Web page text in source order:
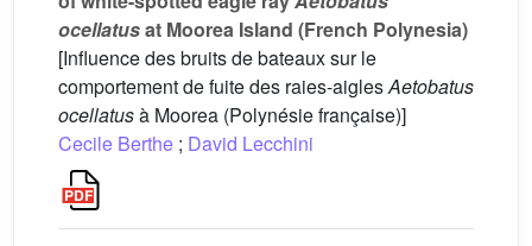
ocellatusat Moorea Island (French Polynesia)
[Influence des bruits de bateaux sur le
comportement de fuite des raies-aiglesAetobatus
ocellatusà Moorea (Polynésie française)]
Cecile Berthe ; David Lecchini